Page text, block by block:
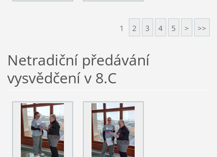
1 2 3 4 5 > >>
Netradiční předávání
vysvědčení v 8.C